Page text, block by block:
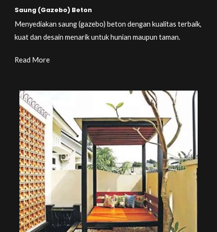
Saung (Gazebo) Beton
Menyediakan saung (gazebo) beton dengan kualitas terbaik,
kuat dan desain menarik untuk hunian maupun taman.
Read More